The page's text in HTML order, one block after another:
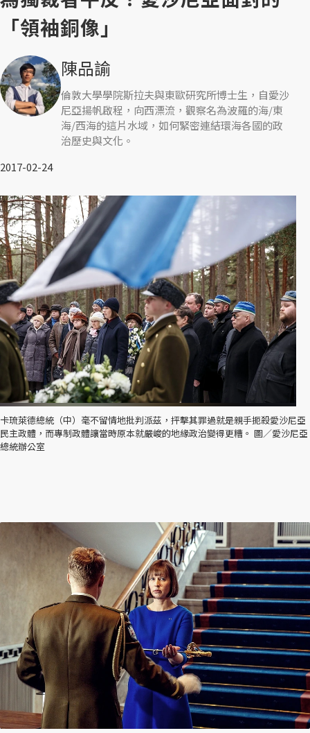
「領袖銅像」
陳品諭
倫敦大學學院斯拉夫與東歐研究所博士生，自愛沙
尼亞揚帆啟程，向西漂流，觀察名為波羅的海/東
海/西海的這片水域，如何緊密連結環海各國的政
治歷史與文化。
2017-02-24
卡琉萊德總統（中）毫不留情地批判派茲，抨擊其罪過就是親手扼殺愛沙尼亞
民主政體，而專制政體讓當時原本就嚴峻的地緣政治變得更糟。 圖／愛沙尼亞
總統辦公室